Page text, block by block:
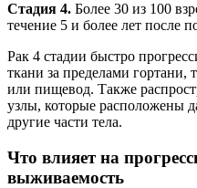
Стадия 4. Более 30 из 100
течение 5 и более лет после
Рак 4 стадии быстро
ткани за пределами гортани,
или пищевод. Также
узлы, которые расположены
другие части тела.
Что влияет на
выживаемость